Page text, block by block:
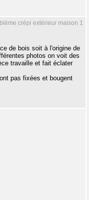
crépi extérieur maison 1
de bois soit à l'origine de
photos on voit des
travaille et fait éclater
pas fixées et bougent